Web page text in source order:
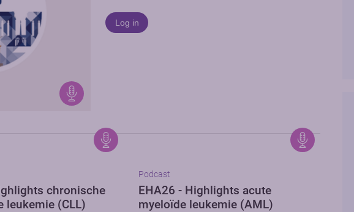
Log in
chronische
leukemie (CLL)
Podcast
EHA26 - Highlights acute
myeloïde leukemie (AML)